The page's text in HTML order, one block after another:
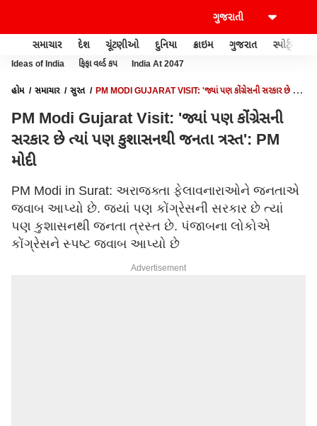
સમાચાર દેશ ચૂંટણીઓ દુનિયા ક્રાઇમ ગુજરાત સ્પોર્ટ્સ
Ideas of India ફિફા વર્લ્ડ કપ India At 2047
હોમ સમાચાર સુરત
PM MODI GUJARAT VISIT: 'જ્યાં પણ કોંગ્રેસની સરકાર છે ત્યાં
PM Modi Gujarat Visit: 'જ્યાં પણ કોંગ્રેસની
સરકાર છે ત્યાં પણ કુશાસનથી જનતા ત્રસ્ત': PM
મોદી
PM Modi in Surat: અરાજક્તા ફેલાવનારાઓને જનતાએ
જવાબ આપ્યો છે. જ્યાં પણ કોંગ્રેસની સરકાર છે ત્યાં
પણ કુશાસનથી જનતા ત્રસ્ત છે. પંજાબના લોકોએ
કોંગ્રેસને સ્પષ્ટ જવાબ આપ્યો છે
Advertisement